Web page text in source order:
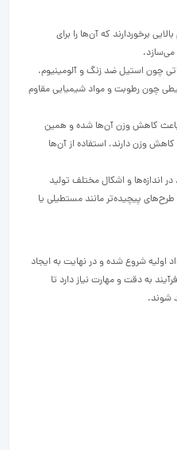
برخوردارند که آن‌ها را برای
چون استیل ضد زنگ و آلومینیوم،
چون رطوبت و مواد شیمیایی مقاوم
کاهش وزن آن‌ها شده و همین
وزن دارند، استفاده از آن‌ها
اندازه‌ها و اشکال مختلف تولید
طرح‌های پیچیده‌تر مانند مستطیلی یا
اولیه شروع شده و در نهایت به ایجاد
به دقت و مهارت نیاز دارد تا
شوند.